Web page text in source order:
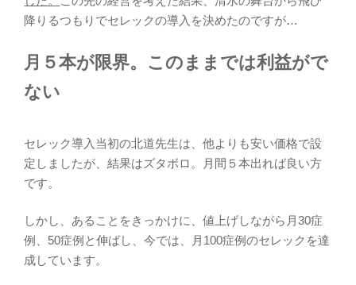
降りるつもりでセレックの導入を決めたのですが…
月５本が限界。このままでは利益がで
ない
セレック導入当初の北道先生は、他よりも安い価格で設
定しましたが、結果はズタボロ。月間５本出れば良い方
です。
しかし、あることをきっかけに、値上げしながら月30症
例、50症例と伸ばし、今では、月100症例のセレックを達
成しています。